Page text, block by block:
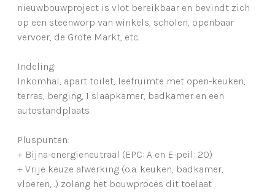
nieuwbouwproject is vlot bereikbaar en bevindt zich
op een steenworp van winkels, scholen, openbaar
vervoer, de Grote Markt, etc.
Indeling:
Inkomhal, apart toilet, leefruimte met open-keuken,
terras, berging, 1 slaapkamer, badkamer en een
autostandplaats.
Pluspunten:
+ Bijna-energieneutraal (EPC: A en E-peil: 20)
+ Vrije keuze afwerking (o.a. keuken, badkamer,
vloeren,...) zolang het bouwproces dit toelaat